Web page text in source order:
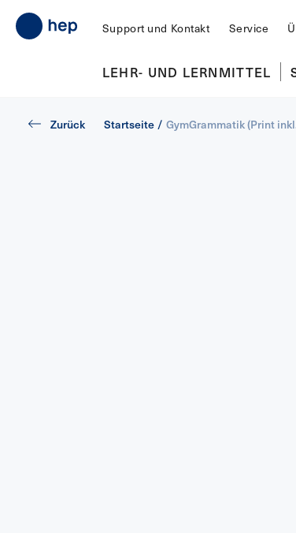
Support und Kontakt Service
LEHR- UND LERNMITTEL
Zurück Startseite / GymGrammatik (Print